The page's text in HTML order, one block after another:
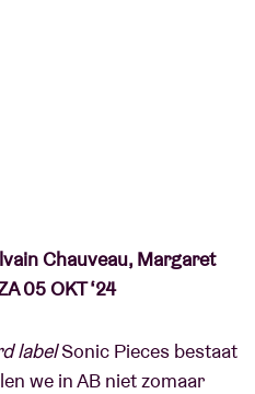
Chauveau, Margaret
05 OKT ‘24
labelSonic Pieces bestaat
we in AB niet zomaar